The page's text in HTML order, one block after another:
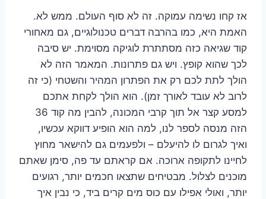
אז קחו נשימה עמוקה. זה לא סוף העולם. ממש לא.
האמת היא, כמו בהרבה דברים טכנולוגיים, גם מאחורי
קוד שגיאה כזה מסתתרת לוגיקה מסוימת. יש סיבה
לכך שהוא קופץ. ויש גם פתרונות. המאמר הזה לא
הולך לתת לכם רק את הפתרון המהיר והשטחי (כי זה
לרוב לא עובד לאורך זמן). הוא הולך לקחת אתכם
למסע קצר אל תוך קרבי המכונה, להבין מה קוד 36
הזה מנסה לספר לנו, למה הוא הופיע דווקא עכשיו,
ואיך לגרום לו להיעלם – ולפעמים גם להישאר מחוץ
לחיינו לתקופה ארוכה. אם קראתם עד פה, סימן שאתם
מוכנים לצלול. מבטיחים שתצאו חכמים יותר, רגועים
יותר, ואולי אפילו עם כוס מים קרים ביד, כי נבין איך